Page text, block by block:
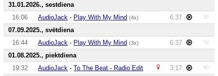
31.01.2026., sestdiena
16:06
AudioJack - Play With My Mind (4x)
6:37
07.09.2025., svētdiena
16:44
AudioJack - Play With My Mind (3x)
6:37
01.08.2025., piektdiena
19:32
AudioJack -To The Beat - Radio Edit
3:17